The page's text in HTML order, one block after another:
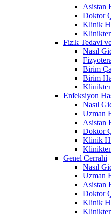
Asistan
Doktor
Klinik
Fizik Tedavi
Nasıl
Birim
Birim
Enfeksiyon
Nasıl
Uzman
Asistan
Doktor
Klinik
Genel Cerrahi
Nasıl
Uzman
Asistan
Doktor
Klinik